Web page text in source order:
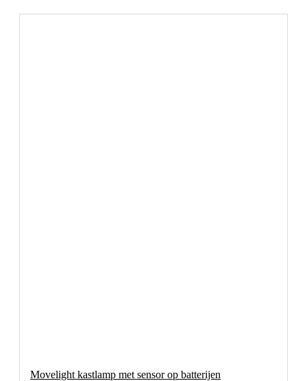
Movelight kastlamp met sensor op batterijen